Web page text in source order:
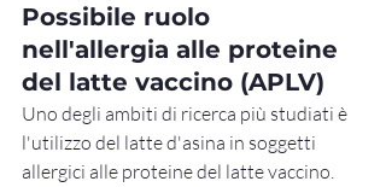
Possibile ruolo
nell'allergia alle proteine
del latte vaccino (APLV)
Uno degli ambiti di ricerca più studiati è
l'utilizzo del latte d'asina in soggetti
allergici alle proteine del latte vaccino.